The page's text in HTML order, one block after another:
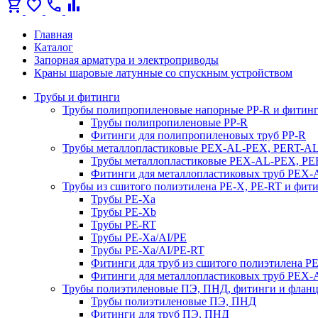
shopping_cart favorite call bar_chart
Главная
Каталог
Запорная арматура и электроприводы
Краны шаровые латунные со спускным устройством
Трубы и фитинги
Трубы полипропиленовые напорные PP-R и
Трубы полипропиленовые PP-R
Фитинги для полипропиленовых труб PP-R
Трубы металлопластиковые PEX-AL-PEX, PERT-
Трубы металлопластиковые PEX-AL-PEX,
Фитинги для металлопластиковых труб
Трубы из сшитого полиэтилена PE-X, PE-RT и
Трубы PE-Xa
Трубы PE-Xb
Трубы PE-RT
Трубы PE-Xa/AI/PE
Трубы PE-Xa/AI/PE-RT
Фитинги для труб из сшитого полиэтилена
Фитинги для металлопластиковых труб
Трубы полиэтиленовые ПЭ, ПНД, фитинги и
Трубы полиэтиленовые ПЭ, ПНД
Фитинги для труб ПЭ, ПНД